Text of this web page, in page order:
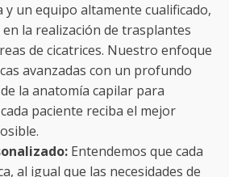
y un equipo altamente cualificado,
la realización de trasplantes
de cicatrices. Nuestro enfoque
avanzadas con un profundo
la anatomía capilar para
paciente reciba el mejor
Entendemos que cada
al igual que las necesidades de